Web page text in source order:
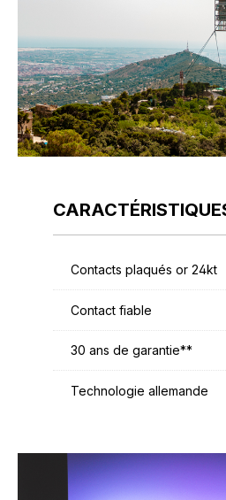
Contacts plaqués or 24kt
Contact fiable
30 ans de garantie**
Technologie allemande